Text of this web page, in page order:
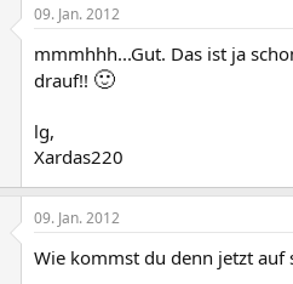
09. Jan. 2012
mmmhhh...Gut. Das ist ja
drauf!! 🙂
lg,
Xardas220
09. Jan. 2012
Wie kommst du denn jetzt auf